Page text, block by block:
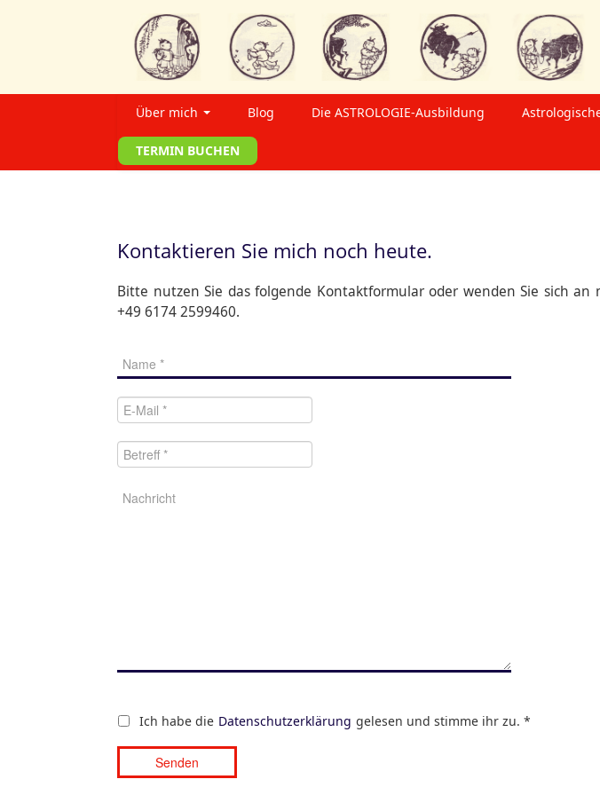
Über mich Blog Die ASTROLOGIE-Ausbildung
TERMIN BUCHEN
Kontaktieren Sie mich noch heute.
Bitte nutzen Sie das folgende Kontaktformular oder wenden Sie sich an
+49 6174 2599460.
Ich habe die Datenschutzerklärung gelesen und stimme ihr zu. *